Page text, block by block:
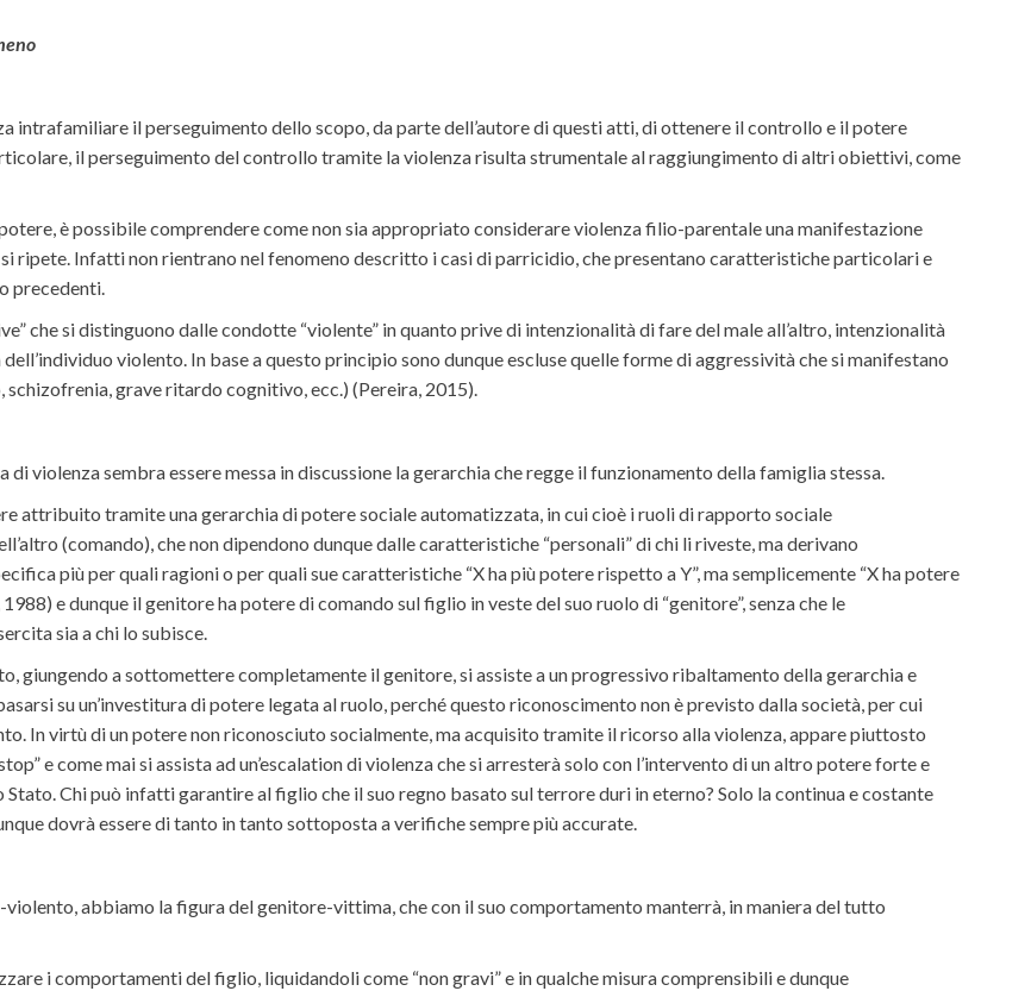
intrafamiliare il perseguimento dello scopo, da parte dell’autore di questi atti, di ottenere il controllo e il potere
il perseguimento del controllo tramite la violenza risulta strumentale al raggiungimento di altri obiettivi, come
è possibile comprendere come non sia appropriato considerare violenza filio-parentale una manifestazione
ripete. Infatti non rientrano nel fenomeno descritto i casi di parricidio, che presentano caratteristiche particolari e
precedenti.
che si distinguono dalle condotte “violente” in quanto prive di intenzionalità di fare del male all’altro, intenzionalità
violento. In base a questo principio sono dunque escluse quelle forme di aggressività che si manifestano
grave ritardo cognitivo, ecc.) (Pereira, 2015).
violenza sembra essere messa in discussione la gerarchia che regge il funzionamento della famiglia stessa.
attribuito tramite una gerarchia di potere sociale automatizzata, in cui cioè i ruoli di rapporto sociale
(comando), che non dipendono dunque dalle caratteristiche “personali” di chi li riveste, ma derivano
più per quali ragioni o per quali sue caratteristiche “X ha più potere rispetto a Y”, ma semplicemente “X ha potere
e dunque il genitore ha potere di comando sul figlio in veste del suo ruolo di “genitore”, senza che le
sia a chi lo subisce.
giungendo a sottomettere completamente il genitore, si assiste a un progressivo ribaltamento della gerarchia e
su un’investitura di potere legata al ruolo, perché questo riconoscimento non è previsto dalla società, per cui
In virtù di un potere non riconosciuto socialmente, ma acquisito tramite il ricorso alla violenza, appare piuttosto
e come mai si assista ad un’escalation di violenza che si arresterà solo con l’intervento di un altro potere forte e
Chi può infatti garantire al figlio che il suo regno basato sul terrore duri in eterno? Solo la continua e costante
dovrà essere di tanto in tanto sottoposta a verifiche sempre più accurate.
abbiamo la figura del genitore-vittima, che con il suo comportamento manterrà, in maniera del tutto
i comportamenti del figlio, liquidandoli come “non gravi” e in qualche misura comprensibili e dunque